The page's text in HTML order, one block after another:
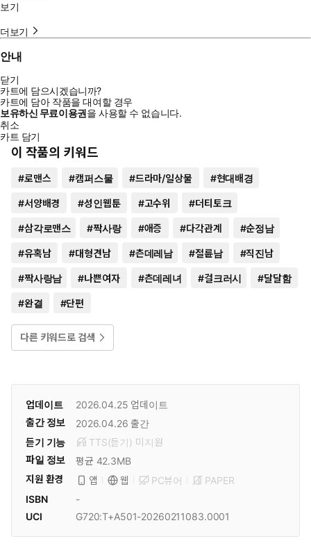
보기
더보기
안내
닫기
카트에 담으시겠습니까?
카트에 담아 작품을 대여할 경우
보유하신 무료이용권을 사용할 수 없습니다.
취소
카트 담기
이 작품의 키워드
#로맨스 #캠퍼스물 #드라마/일상물 #현대배경
#서양배경 #성인웹툰 #고수위 #더티토크
#삼각로맨스 #짝사랑 #애증 #다각관계 #순정남
#유혹남 #대형견남 #츤데레남 #절륜남 #직진남
#짝사랑남 #나쁜여자 #츤데레녀 #걸크러시 #달달함
#완결 #단편
다른 키워드로 검색
업데이트 2026.04.25 업데이트
출간 정보
2026.04.26 출간
듣기 기능
TTS(듣기) 미 지원
파일 정보
평균 42.3MB
지원 환경
앱 웹 PC뷰어
PAPER
ISBN
-
UCI
G720:T+A501-20260211083.0001